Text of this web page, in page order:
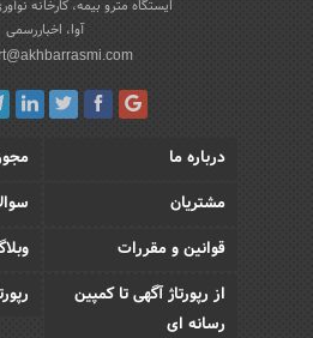
ایستگاه مترو بیمه، کارخانه
آوا، اخباررسمی
درباره ما
مشتریان
قوانین و مقررات
از رپورتاژ آگهی تا کمپین
رسانه ای